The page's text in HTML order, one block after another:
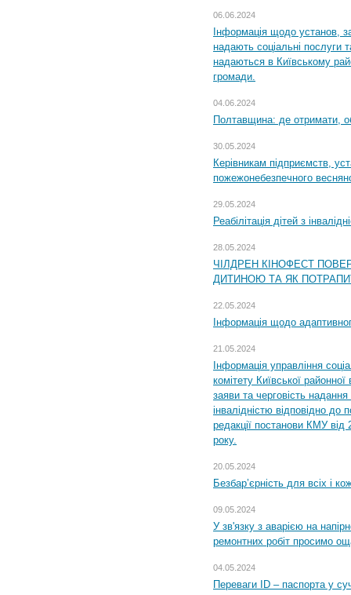
06.06.2024
Інформація щодо установ,
надають соціальні послуги
надаються в Київському
громади.
04.06.2024
Полтавщина: де отримати,
30.05.2024
Керівникам підприємств,
пожежонебезпечного
29.05.2024
Реабілітація дітей з
28.05.2024
ЧІЛДРЕН КІНОФЕСТ
ДИТИНОЮ ТА ЯК
22.05.2024
Інформація щодо
21.05.2024
Інформація управління
комітету Київської
заяви та черговість надання
інвалідністю відповідно
редакції постанови КМУ від
року.
20.05.2024
Безбар’єрність для всіх і
09.05.2024
У зв'язку з аварією на
ремонтних робіт просимо
04.05.2024
Переваги ID – паспорта у